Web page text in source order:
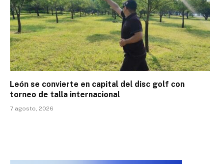
León se convierte en capital del disc golf con
torneo de talla internacional
7 agosto, 2026